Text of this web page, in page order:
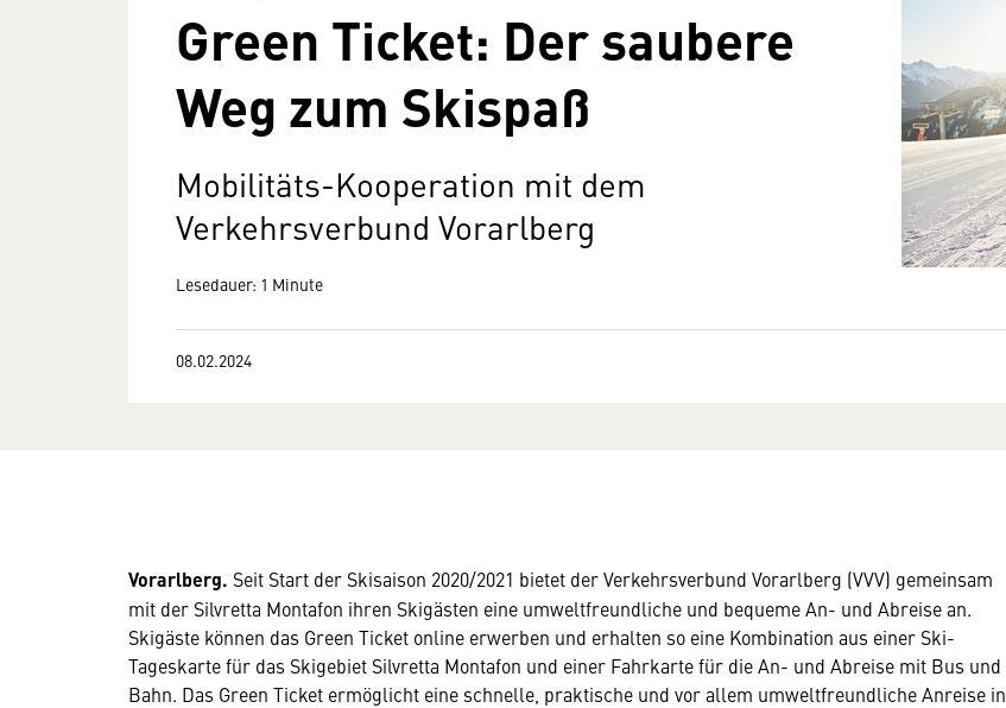
Green Ticket: Der saubere
Weg zum Ski­spaß
Mobilitäts-Kooperation mit dem
Verkehrsverbund Vorarlberg
Lesedauer: 1 Minute
08.02.2024
Vorarlberg. Seit Start der Skisaison 2020/2021 bietet der Verkehrsverbund Vorarlberg (VVV) gemeinsam
mit der Silvretta Montafon ihren Skigästen eine umweltfreundliche und bequeme An- und Abreise an.
Skigäste können das Green Ticket online erwerben und erhalten so eine Kombination aus einer Ski-
Tageskarte für das Skigebiet Silvretta Montafon und einer Fahrkarte für die An- und Abreise mit Bus und
Bahn. Das Green Ticket ermöglicht eine schnelle, praktische und vor allem umweltfreundliche Anreise in